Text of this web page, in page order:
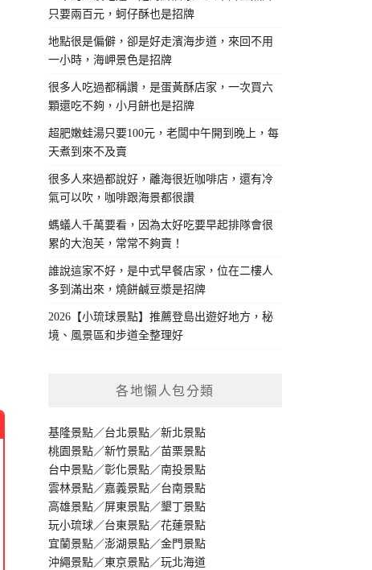
只要兩百元，蚵仔酥也是招牌
地點很是偏僻，卻是好走濱海步道，來回不用
一小時，海岬景色是招牌
很多人吃過都稱讚，是蛋黃酥店家，一次買六
顆還吃不夠，小月餅也是招牌
超肥嫩蛙湯只要100元，老闆中午開到晚上，每
天煮到來不及賣
很多人來過都說好，離海很近咖啡店，還有冷
氣可以吹，咖啡跟海景都很讚
螞蟻人千萬要看，因為太好吃要早起排隊會很
累的大泡芙，常常不夠賣！
誰說這家不好，是中式早餐店家，位在二樓人
多到滿出來，燒餅鹹豆漿是招牌
2026【小琉球景點】推薦登島出遊好地方，秘
境、風景區和步道全整理好
各地懶人包分類
基隆景點／台北景點／新北景點
桃園景點／新竹景點／苗栗景點
台中景點／彰化景點／南投景點
雲林景點／嘉義景點／台南景點
高雄景點／屏東景點／墾丁景點
玩小琉球／台東景點／花蓮景點
宜蘭景點／澎湖景點／金門景點
沖繩景點／東京景點／玩北海道